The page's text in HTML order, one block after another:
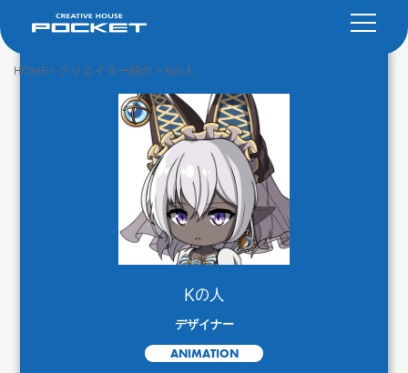
HOME> クリエイター紹介 > Kの人
Kの人
デザイナー
ANIMATION